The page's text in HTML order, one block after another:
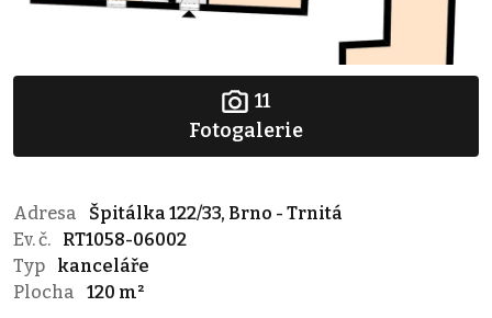
11
Fotogalerie
Adresa
Špitálka 122/33, Brno - Trnitá
Ev. č.
RT1058-06002
Typ
kanceláře
Plocha
120 m²